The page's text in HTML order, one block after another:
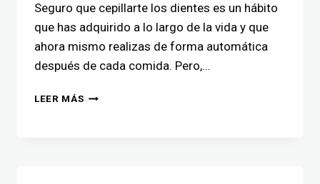
Seguro que cepillarte los dientes es un hábito
que has adquirido a lo largo de la vida y que
ahora mismo realizas de forma automática
después de cada comida. Pero,…
LEER MÁS